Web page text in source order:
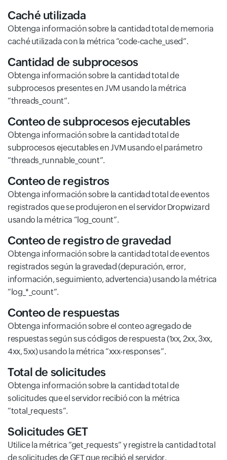
Caché utilizada
Obtenga información sobre la cantidad total de memoria
caché utilizada con la métrica “code-cache_used”.
Cantidad de subprocesos
Obtenga información sobre la cantidad total de
subprocesos presentes en JVM usando la métrica
“threads_count”.
Conteo de subprocesos ejecutables
Obtenga información sobre la cantidad total de
subprocesos ejecutables en JVM usando el parámetro
“threads_runnable_count”.
Conteo de registros
Obtenga información sobre la cantidad total de eventos
registrados que se produjeron en el servidor Dropwizard
usando la métrica “log_count”.
Conteo de registro de gravedad
Obtenga información sobre la cantidad total de eventos
registrados según la gravedad (depuración, error,
información, seguimiento, advertencia) usando la métrica
“log_*_count”.
Conteo de respuestas
Obtenga información sobre el conteo agregado de
respuestas según sus códigos de respuesta (1xx, 2xx, 3xx,
4xx, 5xx) usando la métrica “xxx-responses”.
Total de solicitudes
Obtenga información sobre la cantidad total de
solicitudes que el servidor recibió con la métrica
“total_requests”.
Solicitudes GET
Utilice la métrica “get_requests” y registre la cantidad total
de solicitudes de GET que recibió el servidor.